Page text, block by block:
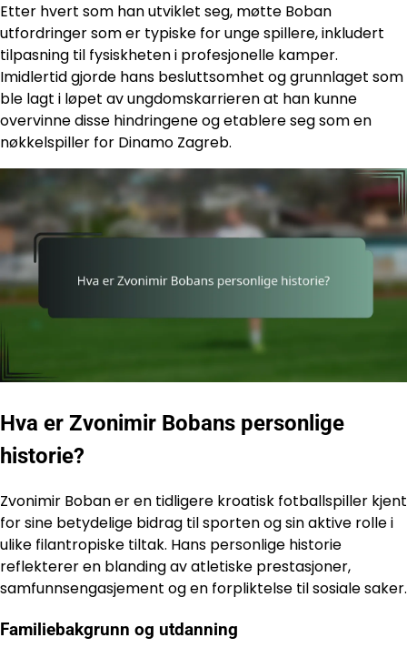
Etter hvert som han utviklet seg, møtte Boban
utfordringer som er typiske for unge spillere, inkludert
tilpasning til fysiskheten i profesjonelle kamper.
Imidlertid gjorde hans besluttsomhet og grunnlaget som
ble lagt i løpet av ungdomskarrieren at han kunne
overvinne disse hindringene og etablere seg som en
nøkkelspiller for Dinamo Zagreb.
Hva er Zvonimir Bobans personlige
historie?
Zvonimir Boban er en tidligere kroatisk fotballspiller kjent
for sine betydelige bidrag til sporten og sin aktive rolle i
ulike filantropiske tiltak. Hans personlige historie
reflekterer en blanding av atletiske prestasjoner,
samfunnsengasjement og en forpliktelse til sosiale saker.
Familiebakgrunn og utdanning